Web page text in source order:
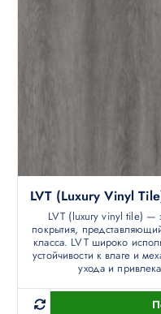
LVT (luxury Vinyl
LVT (luxury vinyl tile) —
покрытия,
класса. LVT широко
устойчивости к влаге и
ухода и